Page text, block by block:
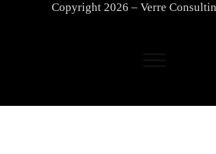
Copyright 2026 – Verre